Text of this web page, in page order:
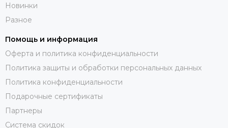
Новинки
Разное
Помощь и информация
Оферта и политика конфиденциальности
Политика защиты и обработки персональных данных
Политика конфиденциальности
Подарочные сертификаты
Партнеры
Система скидок